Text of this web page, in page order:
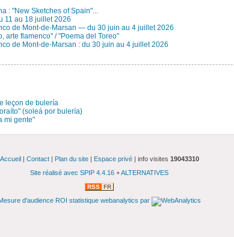
: "New Sketches of Spain"...
11 au 18 juillet 2026
de Mont-de-Marsan — du 30 juin au 4 juillet 2026
arte flamenco" / "Poema del Toreo"
de Mont-de-Marsan : du 30 juin au 4 juillet 2026
leçon de bulería
(soleá por bulería)
mi gente"
Accueil| Contact| Plan du site| Espace privé| info visites 19043310
Site réalisé avec SPIP 4.4.16 +ALTERNATIVES
RSS FR
d'audience ROI statistique webanalytics par